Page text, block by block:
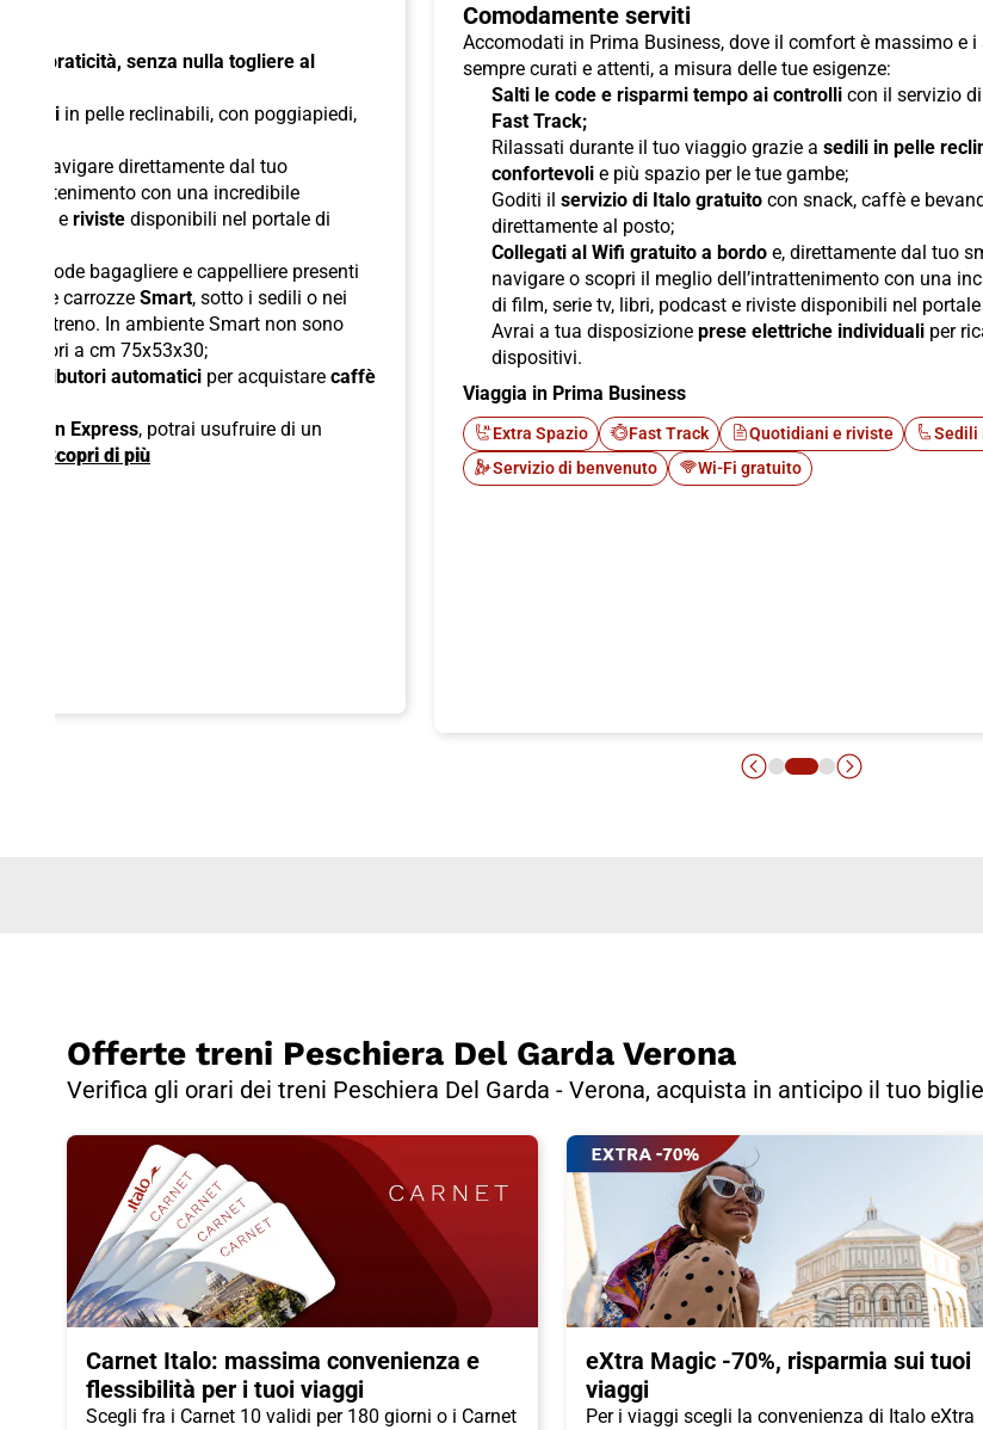
e praticità, senza nulla togliere al
sedili in pelle reclinabili, con poggiapiedi,
per navigare direttamente dal tuo
con una incredibile
e riviste disponibili nel portale di
comode bagagliere e cappelliere presenti
nelle carrozze Smart, sotto i sedili o nei
del treno. In ambiente Smart non sono
a cm 75x53x30;
distributori automatici per acquistare caffè
Express, potrai usufruire di un
Scopri di più
Comodamente serviti
Accomodati in Prima Business, dove il comfort è massimo e i
sempre curati e attenti, a misura delle tue esigenze:
Salti le code e risparmi tempo ai controlli con il servizio
Fast Track;
Rilassati durante il tuo viaggio grazie a sedili in pelle
confortevoli e più spazio per le tue gambe;
Goditi il servizio di Italo gratuito con snack, caffè e
direttamente al posto;
Collegati al Wifi gratuito a bordo e, direttamente dal tuo
navigare o scopri il meglio dell’intrattenimento con una
di film, serie tv, libri, podcast e riviste disponibili nel
Avrai a tua disposizione prese elettriche individuali per
dispositivi.
Viaggia in Prima Business
Extra Spazio Fast Track Quotidiani e riviste
Sedili
Servizio di benvenuto
Wi-Fi gratuito
Offerte treni Peschiera Del Garda Verona
Verifica gli orari dei treni Peschiera Del Garda - Verona, acquista in anticipo il tuo
Carnet Italo: massima convenienza e
flessibilità per i tuoi viaggi
Scegli fra i Carnet 10 validi per 180 giorni o i Carnet
eXtra Magic -70%, risparmia sui tuoi
viaggi
Per i viaggi scegli la convenienza di Italo eXtra